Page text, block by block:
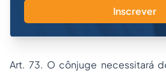
Inscrever
Art. 73. O cônjuge necessitará